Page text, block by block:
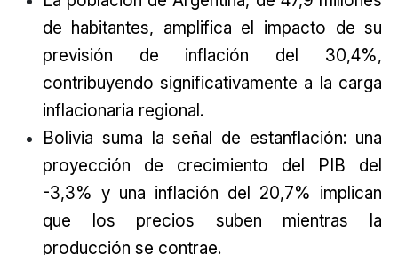
de habitantes, amplifica el impacto de su
previsión de inflación del 30,4%,
contribuyendo significativamente a la carga
inflacionaria regional.
Bolivia suma la señal de estanflación: una
proyección de crecimiento del PIB del
-3,3% y una inflación del 20,7% implican
que los precios suben mientras la
producción se contrae.